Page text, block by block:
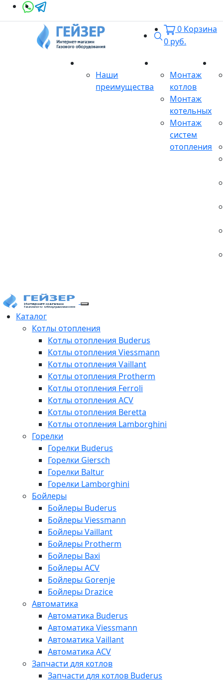
Поиск
0 Корзина
0 руб.
Наши
преимущества
Монтаж
котлов
Монтаж
котельных
Монтаж
систем
отопления
Каталог
Котлы отопления
Котлы отопления Buderus
Котлы отопления Viessmann
Котлы отопления Vaillant
Котлы отопления Protherm
Котлы отопления Ferroli
Котлы отопления ACV
Котлы отопления Beretta
Котлы отопления Lamborghini
Горелки
Горелки Buderus
Горелки Giersch
Горелки Baltur
Горелки Lamborghini
Бойлеры
Бойлеры Buderus
Бойлеры Viessmann
Бойлеры Vaillant
Бойлеры Protherm
Бойлеры Baxi
Бойлеры ACV
Бойлеры Gorenje
Бойлеры Drazice
Автоматика
Автоматика Buderus
Автоматика Viessmann
Автоматика Vaillant
Автоматика ACV
Запчасти для котлов
Запчасти для котлов Buderus